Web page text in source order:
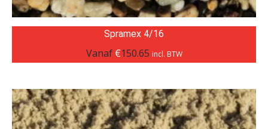
Spramex 4/16
Vanaf €150.65 incl. BTW